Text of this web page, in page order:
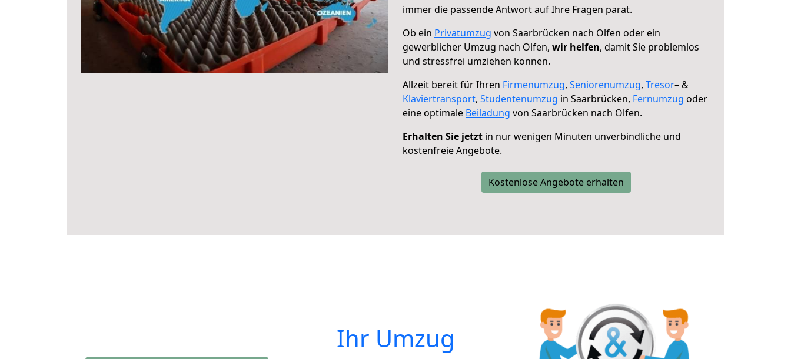
immer die passende Antwort auf Ihre Fragen parat.
Ob ein Privatumzug von Saarbrücken nach Olfen oder ein
gewerblicher Umzug nach Olfen, wir helfen, damit Sie problemlos
und stressfrei umziehen können.
Allzeit bereit für Ihren Firmenumzug, Seniorenumzug, Tresor– &
Klaviertransport, Studentenumzug in Saarbrücken, Fernumzug oder
eine optimale Beiladung von Saarbrücken nach Olfen.
Erhalten Sie jetzt in nur wenigen Minuten unverbindliche und
kostenfreie Angebote.
Kostenlose Angebote erhalten
Ihr Umzug